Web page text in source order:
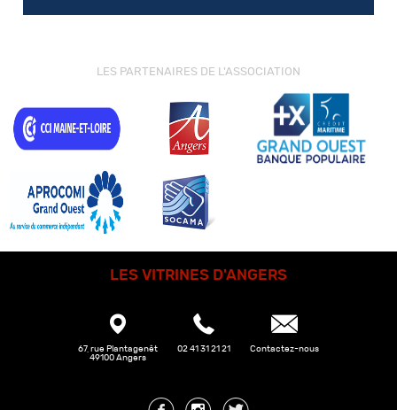
LES PARTENAIRES DE L'ASSOCIATION
LES VITRINES D'ANGERS
67, rue Plantagenêt
49100 Angers
02 41 31 21 21 Contactez-nous